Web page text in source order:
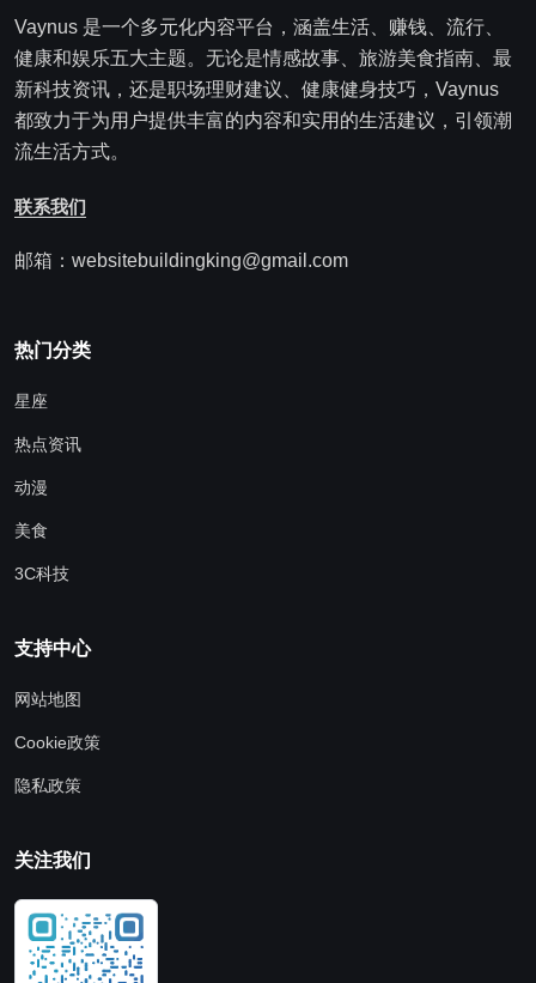
Vaynus 是一个多元化内容平台，涵盖生活、赚钱、流行、
健康和娱乐五大主题。无论是情感故事、旅游美食指南、最
新科技资讯，还是职场理财建议、健康健身技巧，Vaynus
都致力于为用户提供丰富的内容和实用的生活建议，引领潮
流生活方式。
联系我们
邮箱：websitebuildingking@gmail.com
热门分类
星座
热点资讯
动漫
美食
3C科技
支持中心
网站地图
Cookie政策
隐私政策
关注我们